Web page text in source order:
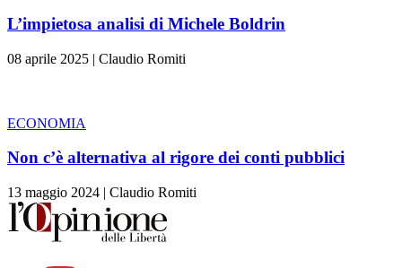
L’impietosa analisi di Michele Boldrin
08 aprile 2025 | Claudio Romiti
ECONOMIA
Non c’è alternativa al rigore dei conti pubblici
13 maggio 2024 | Claudio Romiti